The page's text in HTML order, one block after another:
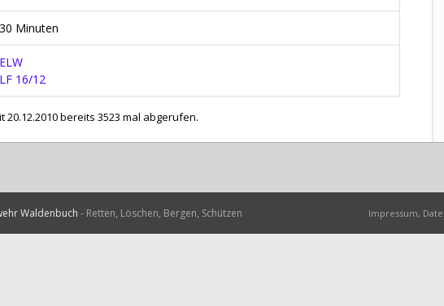
30 Minuten
ELW
LF 16/12
bereits 3523 mal abgerufen.
Waldenbuch - Retten, Löschen, Bergen, Schützen Impressum,